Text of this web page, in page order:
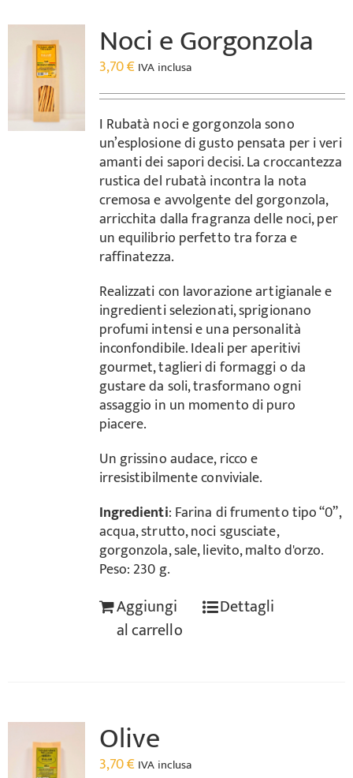
Noci e Gorgonzola
3,70€ IVA inclusa
I Rubatà noci e gorgonzola sono
un’esplosione di gusto pensata per i veri
amanti dei sapori decisi. La croccantezza
rustica del rubatà incontra la nota
cremosa e avvolgente del gorgonzola,
arricchita dalla fragranza delle noci, per
un equilibrio perfetto tra forza e
raffinatezza.
Realizzati con lavorazione artigianale e
ingredienti selezionati, sprigionano
profumi intensi e una personalità
inconfondibile. Ideali per aperitivi
gourmet, taglieri di formaggi o da
gustare da soli, trasformano ogni
assaggio in un momento di puro
piacere.
Un grissino audace, ricco e
irresistibilmente conviviale.
Ingredienti: Farina di frumento tipo “0”,
acqua, strutto, noci sgusciate,
gorgonzola, sale, lievito, malto d'orzo.
Peso: 230 g.
Aggiungi
al carrello
Dettagli
Olive
3,70€ IVA inclusa